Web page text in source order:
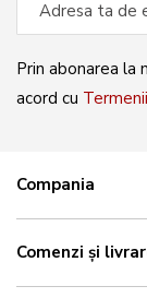
Prin abonarea
acord cu
Compania
Comenzi și